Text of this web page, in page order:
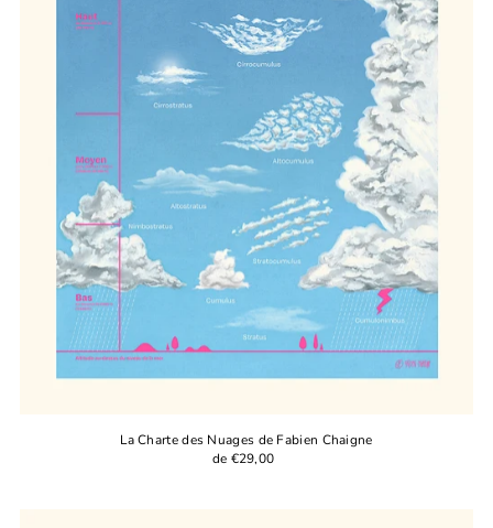
La Charte des Nuages de Fabien Chaigne
de €29,00